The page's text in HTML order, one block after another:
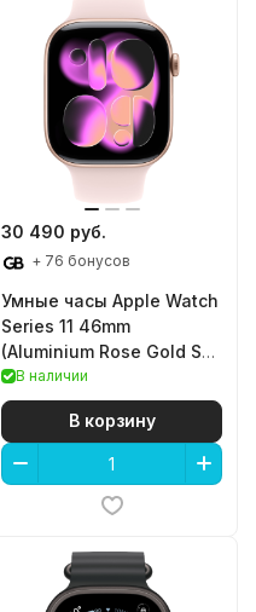
30 490 руб.
+ 76 бонусов
Умные часы Apple Watch
Series 11 46mm
(Aluminium Rose Gold SB
M/L)
В наличии
В корзину